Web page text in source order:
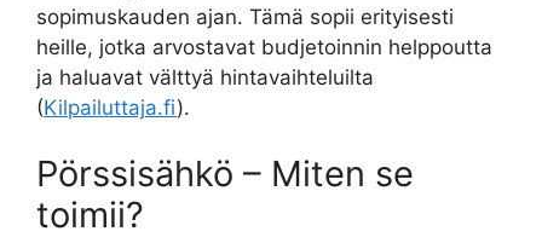
sopimuskauden ajan. Tämä sopii erityisesti
heille, jotka arvostavat budjetoinnin helppoutta
ja haluavat välttyä hintavaihteluilta
(Kilpailuttaja.fi).
Pörssisähkö – Miten se
toimii?